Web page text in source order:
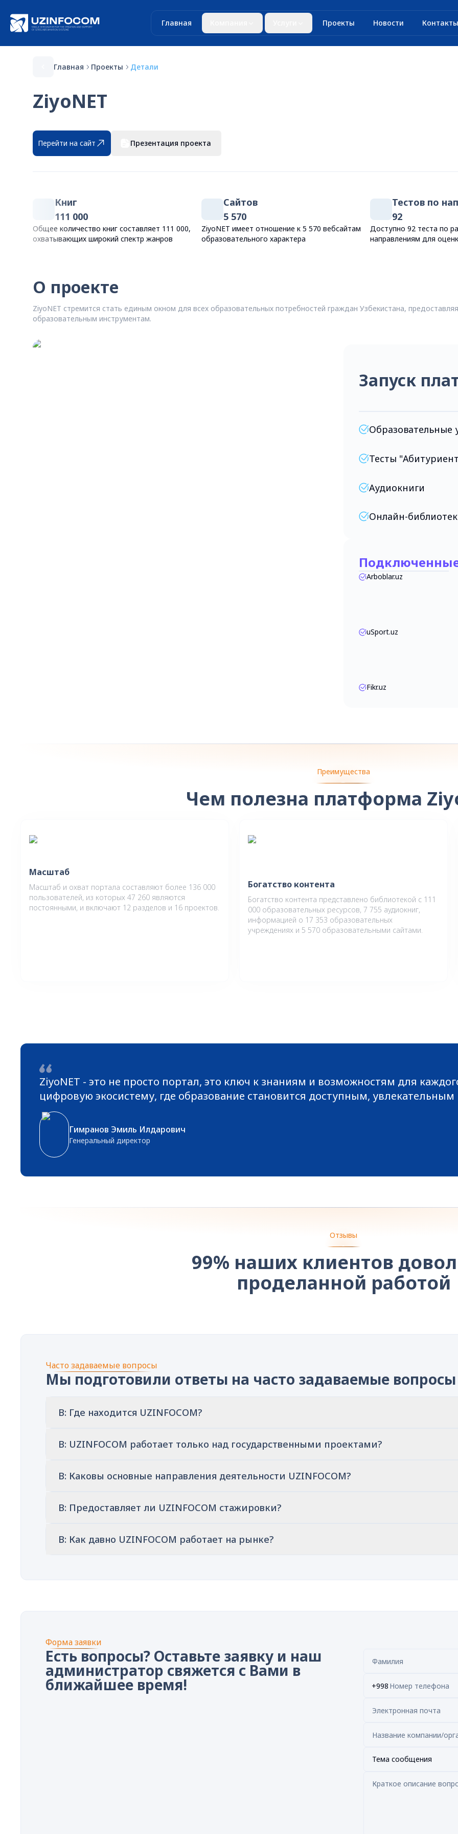
Главная Проекты Новости Контакты
Главная Проекты Детали
ZiyoNET
Перейти на сайт Презентация проекта
Книг
111 000
Общее количество книг составляет 111 000,
охватывающих широкий спектр жанров
Сайтов
5 570
ZiyoNET имеет отношение к 5 570 вебсайтам
образовательного характера
Тестов по
92
Доступно 92 теста по
направлениям для
О проекте
ZiyoNET стремится стать единым окном для всех образовательных потребностей граждан Узбекистана,
образовательным инструментам.
Запуск
Образовательные
Тесты
Аудиокниги
Онлайн-
Arboblar.uz
uSport.uz
Fikr.uz
Преимущества
Чем полезна платформа
Масштаб
Масштаб и охват портала составляют более 136 000
пользователей, из которых 47 260 являются
постоянными, и включают 12 разделов и 16 проектов.
Богатство контента
Богатство контента представлено библиотекой с 111
000 образовательных ресурсов, 7 755 аудиокниг,
информацией о 17 353 образовательных
учреждениях и 5 570 образовательными сайтами.
ZiyoNET - это не просто портал, это ключ к знаниям и возможностям для
цифровую экосистему, где образование становится доступным,
Гимранов Эмиль Илдарович
Генеральный директор
Отзывы
99% наших клиентов
проделанной работой
Часто задаваемые вопросы
Мы подготовили ответы на часто задаваемые вопросы
В: Где находится UZINFOCOM?
В: UZINFOCOM работает только над государственными проектами?
В: Каковы основные направления деятельности UZINFOCOM?
В: Предоставляет ли UZINFOCOM стажировки?
В: Как давно UZINFOCOM работает на рынке?
Форма заявки
Есть вопросы? Оставьте заявку и наш
администратор свяжется с Вами в
ближайшее время! +998
Тема сообщения